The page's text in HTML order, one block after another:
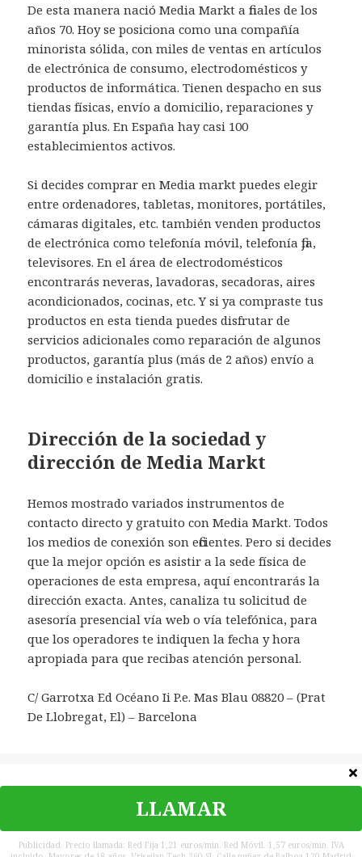
De esta manera nació Media Markt a finales de los
años 70. Hoy se posiciona como una compañía
minorista sólida, con miles de ventas en artículos
de electrónica de consumo, electrodomésticos y
productos de informática. Tienen despacho en sus
tiendas físicas, envío a domicilio, reparaciones y
garantía plus. En España hay casi 100
establecimientos activos.
Si decides comprar en Media markt puedes elegir
entre ordenadores, tabletas, monitores, portátiles,
cámaras digitales, etc. también venden productos
de electrónica como telefonía móvil, telefonía fija,
televisores. En el área de electrodomésticos
encontrarás neveras, lavadoras, secadoras, aires
acondicionados, cocinas, etc. Y si ya compraste tus
productos en esta tienda puedes disfrutar de
servicios adicionales como reparación de algunos
productos, garantía plus (más de 2 años) envío a
domicilio e instalación gratis.
Dirección de la sociedad y
dirección de Media Markt
Hemos mostrado variados instrumentos de
contacto directo y gratuito con Media Markt. Todos
los medios de conexión son eficientes. Pero si decides
que la mejor opción es asistir a la sede física de
operaciones de esta empresa, aquí encontrarás la
dirección exacta. Antes, canaliza tu solicitud de
asesoría presencial vía web o vía telefónica, para
que los operadores te indiquen la fecha y hora
apropiada para que recibas atención personal.
C/ Garrotxa Ed Océano Ii P.e. Mas Blau 08820 – (Prat
De Llobregat, El) – Barcelona
Política de privacidad
legal
LLAMAR
Publicidad. Precio llamada: Red Fija 1,21 euros/min. Red Móvil. 1,57 euros/min. IVA